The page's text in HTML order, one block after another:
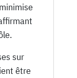
sur
être